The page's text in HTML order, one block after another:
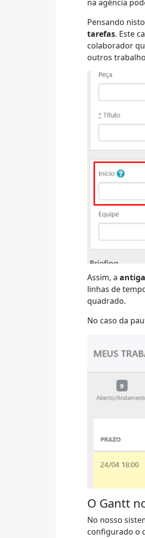
na agência
Pensando
tarefas. Este
colaborador
outros
Assim, a
linhas de
quadrado.
No caso da
O Gantt
No nosso
configurado o